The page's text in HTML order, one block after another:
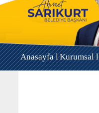
Anasayfa lKurumsal l